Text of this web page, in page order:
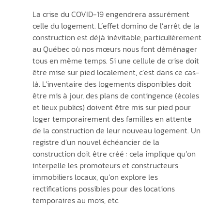
La crise du COVID-19 engendrera assurément
celle du logement. L’effet domino de l’arrêt de la
construction est déjà inévitable, particulièrement
au Québec où nos mœurs nous font déménager
tous en même temps. Si une cellule de crise doit
être mise sur pied localement, c’est dans ce cas-
là. L’inventaire des logements disponibles doit
être mis à jour, des plans de contingence (écoles
et lieux publics) doivent être mis sur pied pour
loger temporairement des familles en attente
de la construction de leur nouveau logement. Un
registre d’un nouvel échéancier de la
construction doit être créé : cela implique qu’on
interpelle les promoteurs et constructeurs
immobiliers locaux, qu’on explore les
rectifications possibles pour des locations
temporaires au mois, etc.